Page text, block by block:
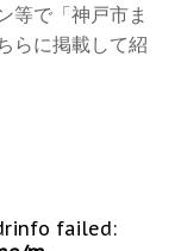
等で「神戸市ま
らに掲載して紹
failed: